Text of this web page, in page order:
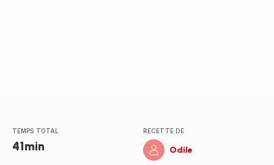
TEMPS TOTAL
41min
RECETTE DE
Odile